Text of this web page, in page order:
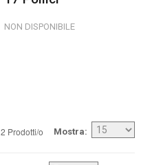
NON DISPONIBILE
2 Prodotti/o Mostra